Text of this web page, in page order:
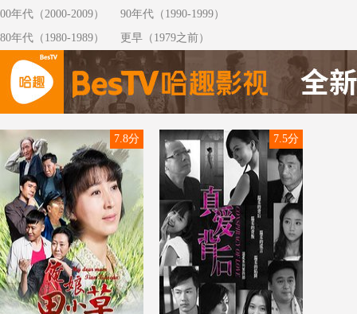
00年代（2000-2009）
90年代（1990-1999）
80年代（1980-1989）
更早（1979之前）
7.8分 7.5分